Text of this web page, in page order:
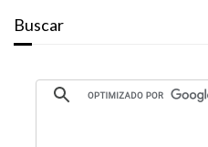
Buscar